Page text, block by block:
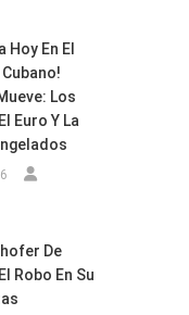
Hoy En El
Los
Euro Y La
De
Robo En Su